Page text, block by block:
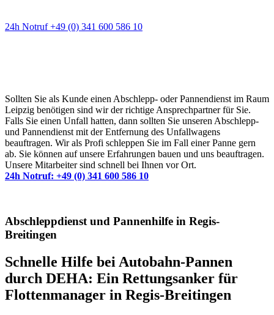
24h Notruf +49 (0) 341 600 586 10
Sollten Sie als Kunde einen Abschlepp- oder Pannendienst im Raum
Leipzig benötigen sind wir der richtige Ansprechpartner für Sie.
Falls Sie einen Unfall hatten, dann sollten Sie unseren Abschlepp-
und Pannendienst mit der Entfernung des Unfallwagens
beauftragen. Wir als Profi schleppen Sie im Fall einer Panne gern
ab. Sie können auf unsere Erfahrungen bauen und uns beauftragen.
Unsere Mitarbeiter sind schnell bei Ihnen vor Ort.
24h Notruf: +49 (0) 341 600 586 10
Abschleppdienst und Pannenhilfe in Regis-
Breitingen
Schnelle Hilfe bei Autobahn-Pannen
durch DEHA: Ein Rettungsanker für
Flottenmanager in Regis-Breitingen